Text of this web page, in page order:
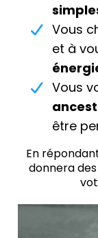
Vous
et à
Vous
être
En
donnera